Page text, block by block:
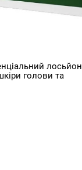
лосьйон
голови та